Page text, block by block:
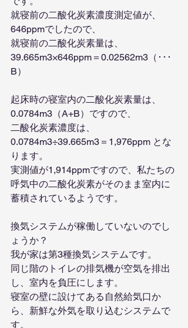
就寝前の二酸化炭素濃度測定値が、
646ppmでしたので、
就寝前の二酸化炭素量は、
39.665m3×646ppm＝0.02562m3（･･･
B）
起床時の寝室内の二酸化炭素量は、
0.0784m3（A+B）ですので、
二酸化炭素濃度は、
0.0784m3÷39.665m3＝1,976ppm とな
ります。
実測値が1,914ppmですので、私たちの
呼気中の二酸化炭素がそのまま室内に
蓄積されているようです。
換気システムが稼働していないのでし
ょうか？
我が家は第3種換気システムです。
同じ階のトイレの排気機が空気を排出
し、室内を負圧にします。
寝室の壁に設けてある自然給気口か
ら、新鮮な外気を取り込むシステムで
す。